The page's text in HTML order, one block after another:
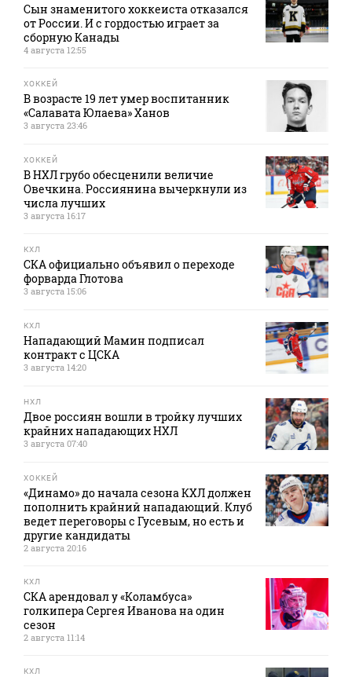
Сын знаменитого хоккеиста отказался
от России. И с гордостью играет за
сборную Канады
4 августа 12:55
ХОККЕЙ
В возрасте 19 лет умер воспитанник
«Салавата Юлаева» Ханов
3 августа 23:46
ХОККЕЙ
В НХЛ грубо обесценили величие
Овечкина. Россиянина вычеркнули из
числа лучших
3 августа 16:17
КХЛ
СКА официально объявил о переходе
форварда Глотова
3 августа 15:06
КХЛ
Нападающий Мамин подписал
контракт с ЦСКА
3 августа 14:20
НХЛ
Двое россиян вошли в тройку лучших
крайних нападающих НХЛ
3 августа 07:40
ХОККЕЙ
«Динамо» до начала сезона КХЛ должен
пополнить крайний нападающий. Клуб
ведет переговоры с Гусевым, но есть и
другие кандидаты
2 августа 20:16
КХЛ
СКА арендовал у «Коламбуса»
голкипера Сергея Иванова на один
сезон
2 августа 11:14
КХЛ